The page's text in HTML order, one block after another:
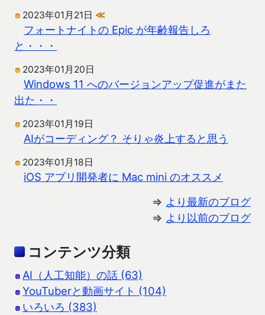
2023年01月21日 ≪
フォートナイトの Epic が年齢報告しろ
と・・・
2023年01月20日
Windows 11 へのバージョンアップ促進がまた
出た・・
2023年01月19日
AIがコーディング？ そりゃ炎上すると思う
2023年01月18日
iOS アプリ開発者に Mac mini のオススメ
⇒ より最新のブログ
⇒ より以前のブログ
コンテンツ分類
AI（人工知能）の話 (63)
YouTuberと動画サイト (104)
いろいろ (383)